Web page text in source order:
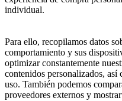
individual.
Para ello, recopilamos datos
comportamiento y sus
optimizar constantemente
contenidos personalizados, así
uso. También podemos
proveedores externos y